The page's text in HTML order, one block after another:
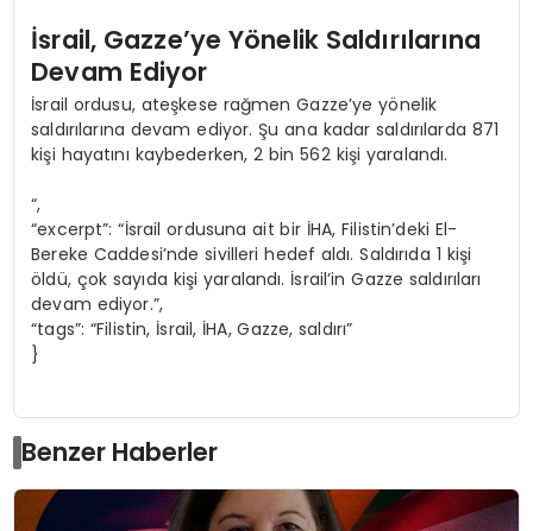
İsrail, Gazze’ye Yönelik Saldırılarına
Devam Ediyor
İsrail ordusu, ateşkese rağmen Gazze’ye yönelik
saldırılarına devam ediyor. Şu ana kadar saldırılarda 871
kişi hayatını kaybederken, 2 bin 562 kişi yaralandı.
“,
“excerpt”: “İsrail ordusuna ait bir İHA, Filistin’deki El-
Bereke Caddesi’nde sivilleri hedef aldı. Saldırıda 1 kişi
öldü, çok sayıda kişi yaralandı. İsrail’in Gazze saldırıları
devam ediyor.”,
“tags”: “Filistin, İsrail, İHA, Gazze, saldırı”
}
Benzer Haberler